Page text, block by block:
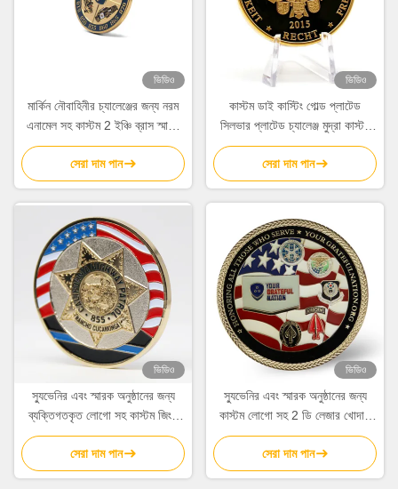
ভিডিও
মার্কিন নৌবাহিনীর চ্যালেঞ্জের জন্য নরম
এনামেল সহ কাস্টম 2 ইঞ্চি ব্রাস স্মারক
মুদ্রা সংগ্রহযোগ্য
সেরা দাম পান
ভিডিও
কাস্টম ডাই কাস্টিং গোল্ড প্লাটেড
সিলভার প্লাটেড চ্যালেঞ্জ মুদ্রা কাস্টম
লোগো সহ স্যুভেনির মুদ্রা
সেরা দাম পান
ভিডিও
স্যুভেনির এবং স্মারক অনুষ্ঠানের জন্য
ব্যক্তিগতকৃত লোগো সহ কাস্টম জিংক
অ্যালোয় 3 ডি এনামেল চ্যালেঞ্জ মুদ্রা
সেরা দাম পান
ভিডিও
স্যুভেনির এবং স্মারক অনুষ্ঠানের জন্য
কাস্টম লোগো সহ 2 ডি লেজার খোদাই
করা ব্রাস কাস্টম মুদ্রা
সেরা দাম পান